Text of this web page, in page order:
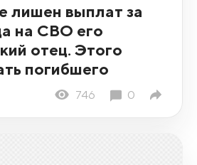
лишен выплат за
на СВО его
отец. Этого
погибшего
746 0